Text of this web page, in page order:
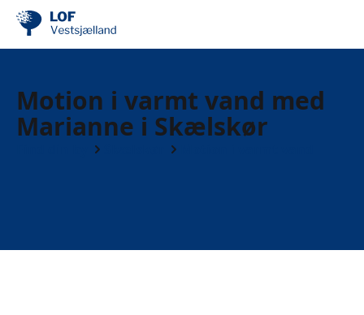
Motion i varmt vand med
Marianne i Skælskør